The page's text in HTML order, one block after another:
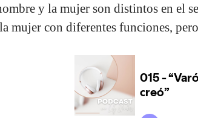
y la mujer son distintos en el
mujer con diferentes funciones,